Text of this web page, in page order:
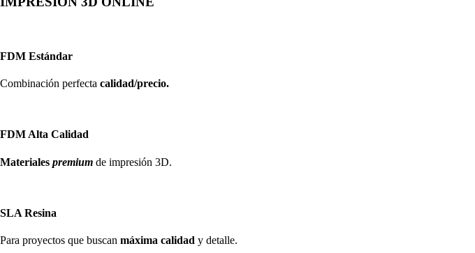
FDM Estándar
Combinación perfecta calidad/precio.
FDM Alta Calidad
Materiales premium de impresión 3D.
SLA Resina
Para proyectos que buscan máxima calidad y detalle.